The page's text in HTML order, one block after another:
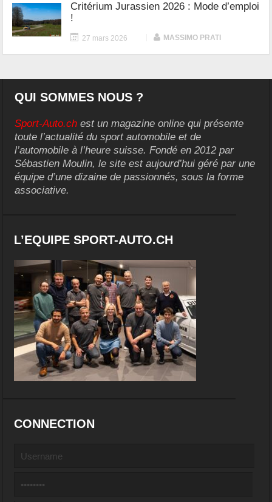
Critérium Jurassien 2026 : Mode d’emploi
!
27 mars 2026 MASSIMO PRATI
QUI SOMMES NOUS ?
Sport-Auto.ch est un magazine online qui présente
toute l’actualité du sport automobile et de
l’automobile à l’heure suisse. Fondé en 2012 par
Sébastien Moulin, le site est aujourd’hui géré par une
équipe d’une dizaine de passionnés, sous la forme
associative.
L’EQUIPE SPORT-AUTO.CH
CONNECTION